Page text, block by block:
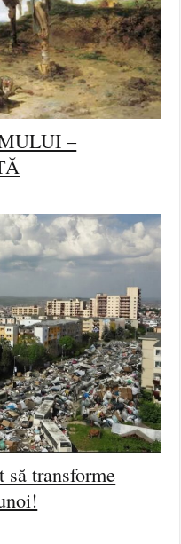
–
transforme